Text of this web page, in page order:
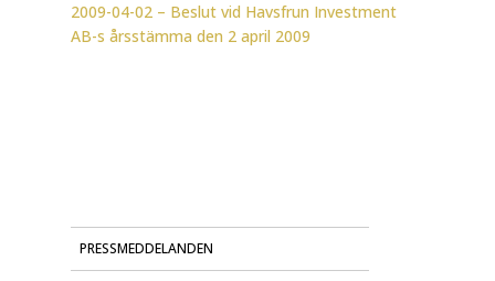
2009-04-02 – Beslut vid Havsfrun Investment
AB-s årsstämma den 2 april 2009
PRESSMEDDELANDEN